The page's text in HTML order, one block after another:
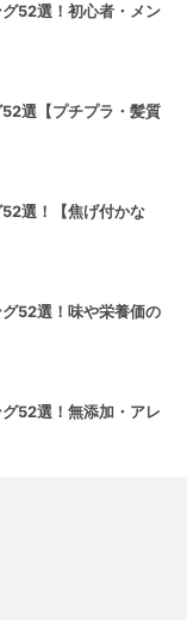
52選！初心者・メン
選【プチプラ・髪質
選！【焦げ付かな
52選！味や栄養価の
52選！無添加・アレ